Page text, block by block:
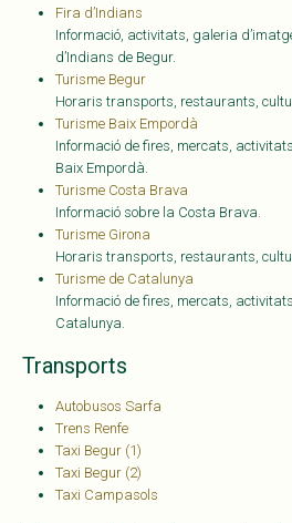
Fira d’Indians
Informació, activitats, galeria
d’Indians de Begur.
Turisme Begur
Horaris transports, restaurants,
Turisme Baix Empordà
Informació de fires, mercats,
Baix Empordà.
Turisme Costa Brava
Informació sobre la Costa Brava.
Turisme Girona
Horaris transports, restaurants,
Turisme de Catalunya
Informació de fires, mercats,
Catalunya.
Transports
Autobusos Sarfa
Trens Renfe
Taxi Begur (1)
Taxi Begur (2)
Taxi Campasols